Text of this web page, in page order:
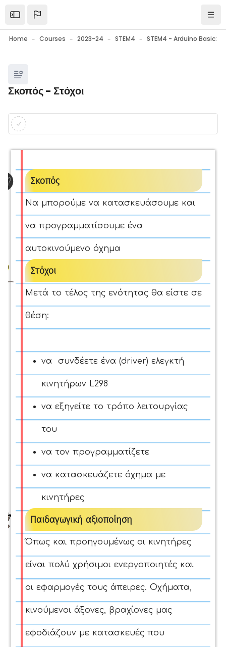
Open the sidebar
Home Courses 2023-24 STEM4
Blocks
Σκοπός - Στόχοι
Blocks
Completion requirements
Σκοπός
Να μπορούμε να κατασκευάσουμε και
να προγραμματίσουμε ένα
αυτοκινούμενο όχημα
Στόχοι
Μετά το τέλος της ενότητας θα είστε σε
θέση:
να συνδέετε ένα (driver) ελεγκτή
κινητήρων L298
να εξηγείτε το τρόπο λειτουργίας
του
να τον προγραμματίζετε
να κατασκευάζετε όχημα με
κινητήρες
Παιδαγωγική αξιοποίηση
Όπως και προηγουμένως οι κινητήρες
είναι πολύ χρήσιμοι ενεργοποιητές και
οι εφαρμογές τους άπειρες. Οχήματα,
κινούμενοι άξονες, βραχίονες μας
εφοδιάζουν με κατασκευές που